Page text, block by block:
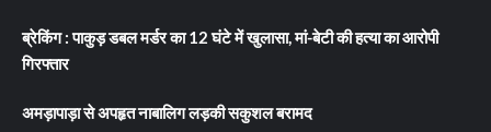
ब्रेकिंग : पाकुड़ डबल मर्डर का 12 घंटे में खुलासा, मां-बेटी की हत्या का आरोपी
गिरफ्तार
अमड़ापाड़ा से अपहृत नाबालिग लड़की सकुशल बरामद